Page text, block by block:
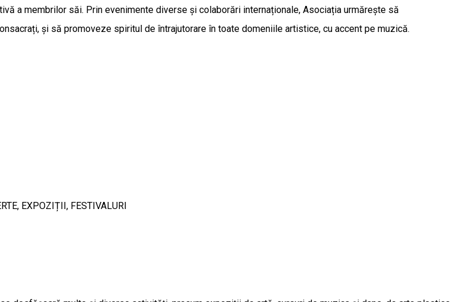
a membrilor săi. Prin evenimente diverse și colaborări internaționale, Asociația urmărește să
și să promoveze spiritul de întrajutorare în toate domeniile artistice, cu accent pe muzică.
EXPOZIȚII, FESTIVALURI